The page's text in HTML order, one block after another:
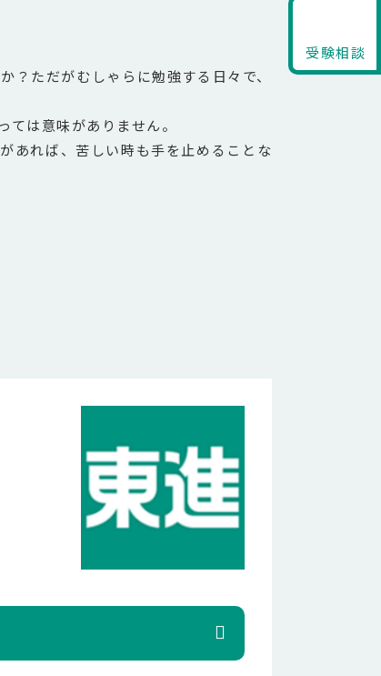
ただがむしゃらに勉強する日々で、
は意味がありません。
あれば、苦しい時も手を止めることな
受験相談